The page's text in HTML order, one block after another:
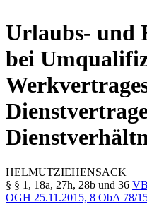
Urlaubs- und
bei
HELMUTZIEHENSACK
§ § 1, 18a, 27h, 28b und 36
OGH 25.11.2015, 8 ObA 78/